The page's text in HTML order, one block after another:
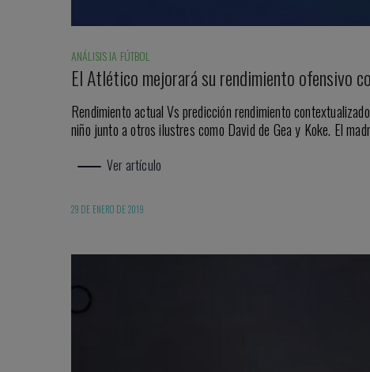
ANÁLISIS IA FÚTBOL
El Atlético mejorará su rendimiento ofensivo
Rendimiento actual Vs predicción rendimiento
niño junto a otros ilustres como David de Gea y Koke. El
Ver artículo
29 DE ENERO DE 2019